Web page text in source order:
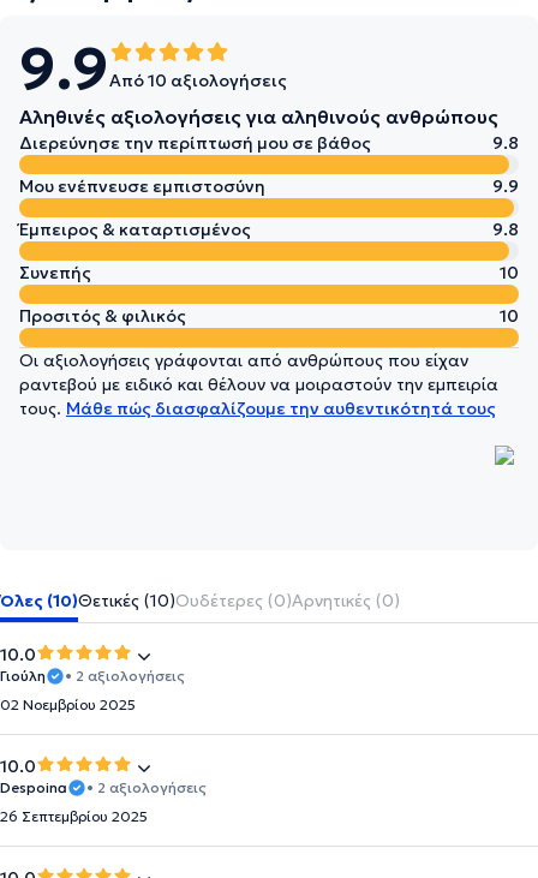
9.9Από 10 αξιολογήσεις
Αληθινές αξιολογήσεις για αληθινούς ανθρώπους
Διερεύνησε την περίπτωσή μου σε βάθος
9.8
Μου ενέπνευσε εμπιστοσύνη
9.9
Έμπειρος & καταρτισμένος
9.8
Συνεπής
10
Προσιτός & φιλικός
10
Οι αξιολογήσεις γράφονται από ανθρώπους που είχαν
ραντεβού με ειδικό και θέλουν να μοιραστούν την εμπειρία
τους. Μάθε πώς διασφαλίζουμε την αυθεντικότητά τους
Όλες (10)Θετικές (10)Ουδέτερες (0)Αρνητικές (0)
10.0
Γιούλη
• 2 αξιολογήσεις
02 Νοεμβρίου 2025
10.0
Despoina
• 2 αξιολογήσεις
26 Σεπτεμβρίου 2025